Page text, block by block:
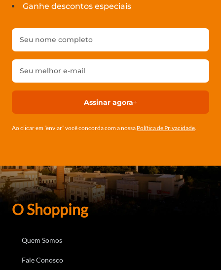
Ganhe descontos especiais
Assinar agora
Ao clicar em ”enviar” você concorda com a nossa Política de Privacidade.
O Shopping
Quem Somos
Fale Conosco